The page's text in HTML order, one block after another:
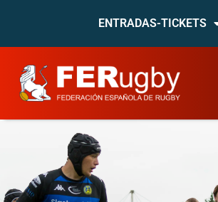
ENTRADAS-TICKETS